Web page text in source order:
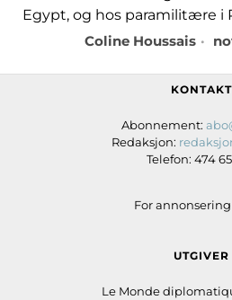
Egypt, og hos paramilitære i
Coline Houssais
KONTAKT
Abonnement:
Redaksjon:
Telefon: 474
For annonsering
UTGIVER
Le Monde